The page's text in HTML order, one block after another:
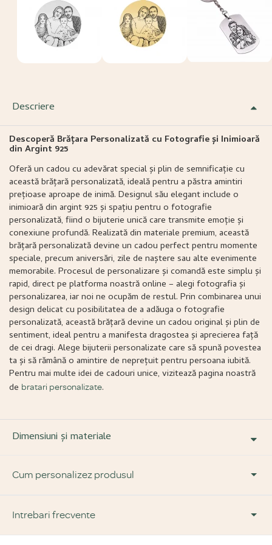
Descriere
Descoperă Brățara Personalizată cu Fotografie și Inimioară
din Argint 925
Oferă un cadou cu adevărat special și plin de semnificație cu
această brățară personalizată, ideală pentru a păstra amintiri
prețioase aproape de inimă. Designul său elegant include o
inimioară din argint 925 și spațiu pentru o fotografie
personalizată, fiind o bijuterie unică care transmite emoție și
conexiune profundă. Realizată din materiale premium, această
brățară personalizată devine un cadou perfect pentru momente
speciale, precum aniversări, zile de naștere sau alte evenimente
memorabile. Procesul de personalizare și comandă este simplu și
rapid, direct pe platforma noastră online – alegi fotografia și
personalizarea, iar noi ne ocupăm de restul. Prin combinarea unui
design delicat cu posibilitatea de a adăuga o fotografie
personalizată, această brățară devine un cadou original și plin de
sentiment, ideal pentru a manifesta dragostea și aprecierea față
de cei dragi. Alege bijuterii personalizate care să spună povestea
ta și să rămână o amintire de neprețuit pentru persoana iubită.
Pentru mai multe idei de cadouri unice, vizitează pagina noastră
de bratari personalizate.
Dimensiuni și materiale
Cum personalizez produsul
Pasul 1:Alege forma și tipul de bijuterie dorită.
Pasul 2:Alege ce vrei să fie inscripționat pe bijuterie.
Intrebari frecvente